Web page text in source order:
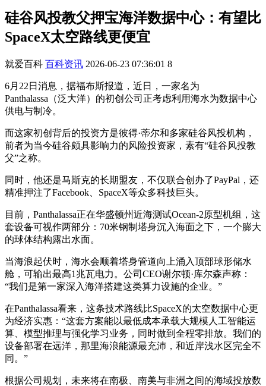
硅谷风投教父押宝海洋数据中心：有望比
SpaceX太空路线更便宜
就爱百科 百科资讯 2026-06-23 07:36:01 8
6月22日消息，据福布斯报道，近日，一家名为
Panthalassa（泛大洋）的初创公司正考虑利用海水为数据中心
供电与制冷。
而这家初创背后的投资方是彼得·蒂尔和多家硅谷风投机构，
前者为当今硅谷颇具影响力的风险投资家，素有“硅谷风投教
父”之称。
同时，他还是马斯克的长期盟友，不仅联合创办了PayPal，还
精准押注了Facebook、SpaceX等众多科技巨头。
目前，Panthalassa正在华盛顿州近海测试Ocean-2原型机组，这
套设备可视作两部分：70米钢制塔身沉入海面之下，一个膨大
的球体结构露出水面。
当海浪起伏时，海水会顺着塔身管道向上涌入顶部球形储水
舱，可输出最高1兆瓦电力。公司CEO谢尔顿·库尔森声称：
“我们是第一家深入海洋搭建这类算力设施的企业。”
在Panthalassa看来，这条技术路线比SpaceX的太空数据中心更
为经济实惠：“这套方案能以最低成本承载大规模人工智能运
算、模型推理与强化学习业务，同时做到全程零排放。我们的
设备部署在远洋，那里海浪能源最充沛，和近岸浅水区完全不
同。”
根据公司规划，未来将在南极、南美与非洲之间的海域投放数